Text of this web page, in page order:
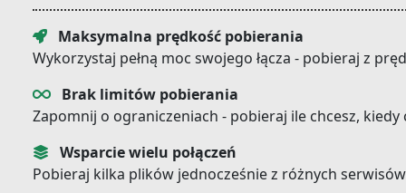
Maksymalna prędkość pobierania
Wykorzystaj pełną moc swojego łącza - pobieraj z
Brak limitów pobierania
Zapomnij o ograniczeniach - pobieraj ile chcesz,
Wsparcie wielu połączeń
Pobieraj kilka plików jednocześnie z różnych